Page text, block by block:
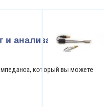
и анализатор
который вы можете